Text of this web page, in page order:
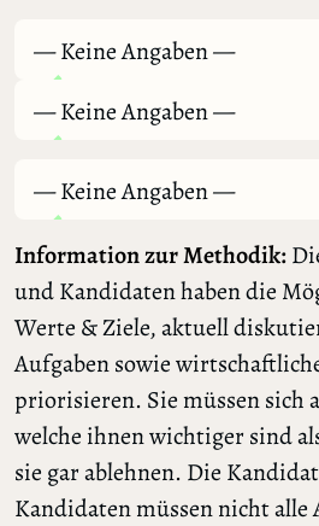
— Keine Angaben —
— Keine Angaben —
— Keine Angaben —
Information zur Methodik:
und Kandidaten haben die
Werte & Ziele, aktuell
Aufgaben sowie
priorisieren. Sie müssen sich
welche ihnen wichtiger sind
sie gar ablehnen. Die
Kandidaten müssen nicht alle